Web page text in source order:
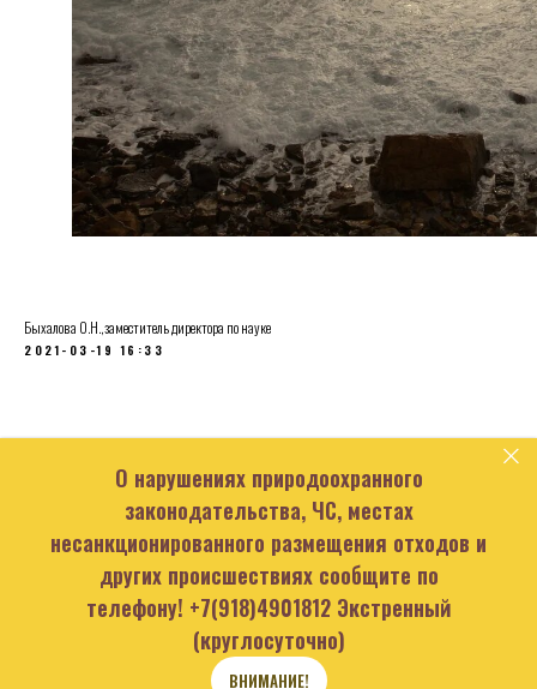
Быхалова О.Н.,заместитель директора по науке
2021-03-19 16:33
О нарушениях природоохранного
законодательства, ЧС, местах
несанкционированного размещения отходов и
других происшествиях сообщите по
телефону! +7(918)4901812 Экстренный
(круглосуточно)
ВНИМАНИЕ!